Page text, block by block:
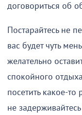
договориться об
Постарайтесь не
вас будет чуть
желательно
спокойного
посетить какое-то
не